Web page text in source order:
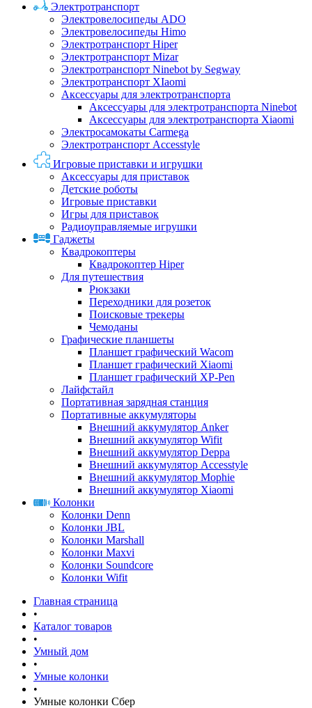
Электротранспорт
Электровелосипеды ADO
Электровелосипеды Himo
Электротранспорт Hiper
Электротранспорт Mizar
Электротранспорт Ninebot by Segway
Электротранспорт XIaomi
Аксессуары для электротранспорта
Аксессуары для электротранспорта Ninebot
Аксессуары для электротранспорта Xiaomi
Электросамокаты Carmega
Электротранспорт Accesstyle
Игровые приставки и игрушки
Аксессуары для приставок
Детские роботы
Игровые приставки
Игры для приставок
Радиоуправляемые игрушки
Гаджеты
Квадрокоптеры
Квадрокоптер Hiper
Для путешествия
Рюкзаки
Переходники для розеток
Поисковые трекеры
Чемоданы
Графические планшеты
Планшет графический Wacom
Планшет графический Xiaomi
Планшет графический XP-Pen
Лайфстайл
Портативная зарядная станция
Портативные аккумуляторы
Внешний аккумулятор Anker
Внешний аккумулятор Wifit
Внешний аккумулятор Deppa
Внешний аккумулятор Accesstyle
Внешний аккумулятор Mophie
Внешний аккумулятор Xiaomi
Колонки
Колонки Denn
Колонки JBL
Колонки Marshall
Колонки Maxvi
Колонки Soundcore
Колонки Wifit
Главная страница
•
Каталог товаров
•
Умный дом
•
Умные колонки
•
Умные колонки Сбер